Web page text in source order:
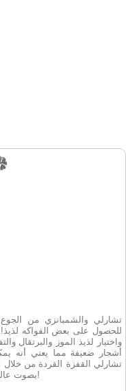
تشارلي والشمبانزي من
للحصول على بعض الفواكه
واختيار لذيذ الموز والبرتقال
أشجار ضعيفة مما يعني أنه
تشارلي القفزة القردة من
بصوت عالي على الاطلاق مجانا وقتل وقتك هذه اللعبة متعة!